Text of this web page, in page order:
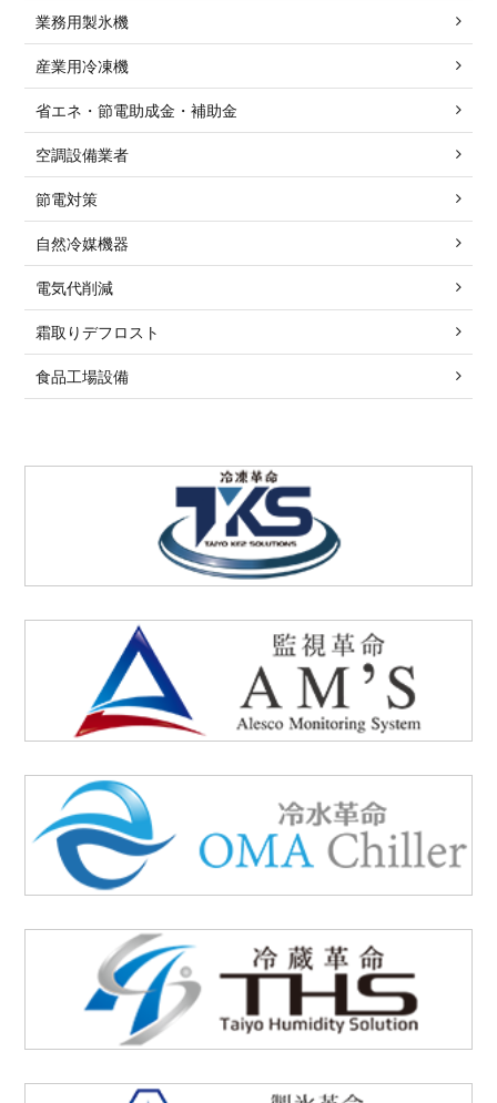
業務用製氷機
産業用冷凍機
省エネ・節電助成金・補助金
空調設備業者
節電対策
自然冷媒機器
電気代削減
霜取りデフロスト
食品工場設備